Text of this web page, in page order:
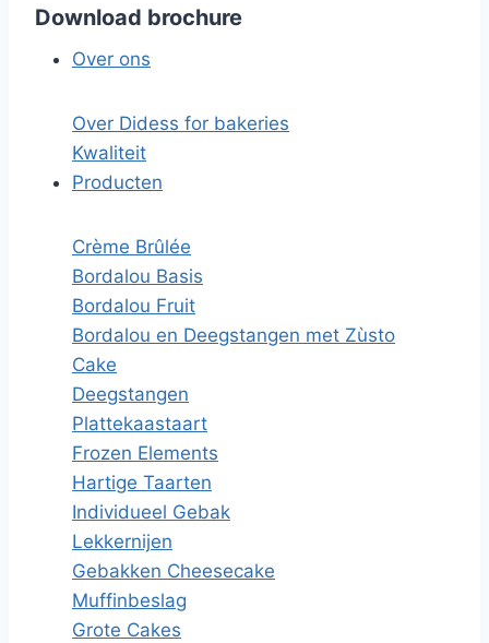
Download brochure
Over ons
Over Didess for bakeries
Kwaliteit
Producten
Crème Brûlée
Bordalou Basis
Bordalou Fruit
Bordalou en Deegstangen met Zùsto
Cake
Deegstangen
Plattekaastaart
Frozen Elements
Hartige Taarten
Individueel Gebak
Lekkernijen
Gebakken Cheesecake
Muffinbeslag
Grote Cakes